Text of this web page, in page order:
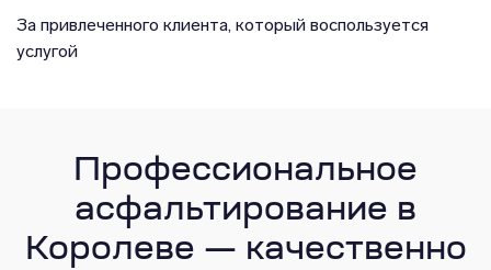
За привлеченного клиента, который воспользуется
услугой
Профессиональное
асфальтирование в
Королеве — качественно